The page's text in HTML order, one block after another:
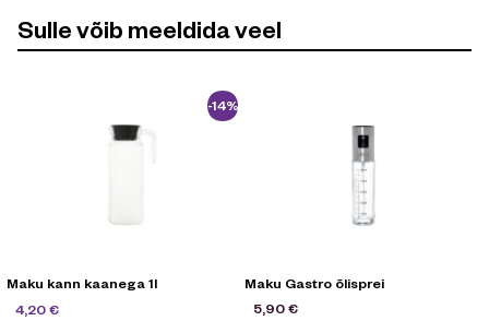
Sulle võib meeldida veel
-14%
Maku kann kaanega 1l
4,20€
Maku Gastro õlisprei
5,90€